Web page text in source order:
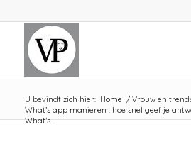
U bevindt zich hier: Home / Vrouw en
What’s app manieren : hoe snel geef je
What’s...